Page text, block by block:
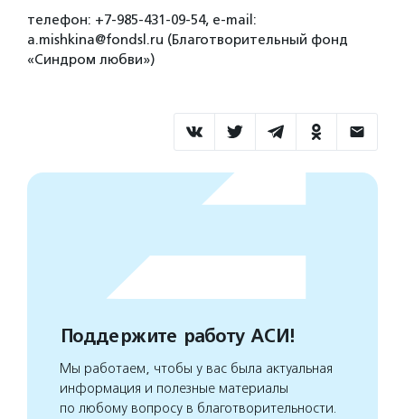
телефон: +7-985-431-09-54, e-mail:
a.mishkina@fondsl.ru (Благотворительный фонд
«Синдром любви»)
Поддержите работу АСИ!
Мы работаем, чтобы у вас была актуальная
информация и полезные материалы
по любому вопросу в благотворительности.